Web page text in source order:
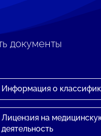
документы
Информация о
Лицензия на
деятельность